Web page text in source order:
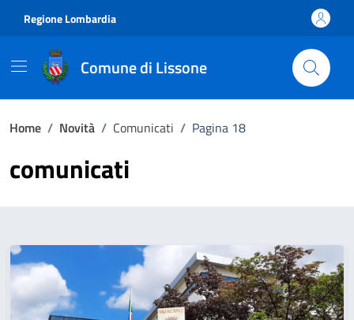
Regione Lombardia
Comune di Lissone
Home / Novità / Comunicati / Pagina 18
comunicati